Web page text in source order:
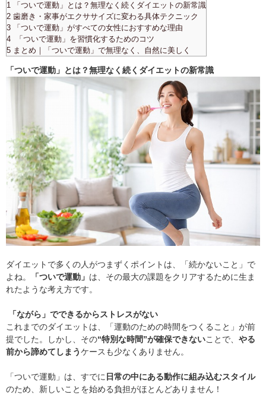
1 「ついで運動」とは？無理なく続くダイエットの新常識
2 歯磨き・家事がエクササイズに変わる具体テクニック
3 「ついで運動」がすべての女性におすすめな理由
4 「ついで運動」を習慣化するためのコツ
5 まとめ｜「ついで運動」で無理なく、自然に美しく
「ついで運動」とは？無理なく続くダイエットの新常識
ダイエットで多くの人がつまずくポイントは、「続かないこと」で
よね。
「ついで運動」 は、その最大の課題をクリアするために生ま
れたような考え方です。
「ながら」でできるからストレスがない
これまでのダイエットは、「運動のための時間をつくること」が前
提でした。しかし、その“特別な時間”が確保できないことで、 やる
前から諦めてしまうケースも少なくありません。
「ついで運動」は、すでに 日常の中にある動作に組み込むスタイル
のため、新しいことを始める負担がほとんどありません！